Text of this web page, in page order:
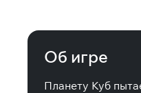
Об игре
Планету Куб